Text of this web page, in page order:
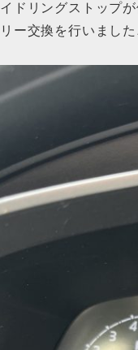
ドリングストップ
ー交換を行いました